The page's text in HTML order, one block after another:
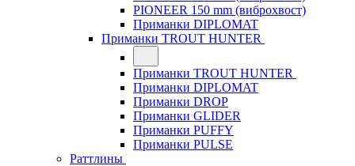
PIONEER 150 mm (виброхвост)
Приманки DIPLOMAT
Приманки TROUT HUNTER
Приманки TROUT HUNTER
Приманки DIPLOMAT
Приманки DROP
Приманки GLIDER
Приманки PUFFY
Приманки PULSE
Раттлины